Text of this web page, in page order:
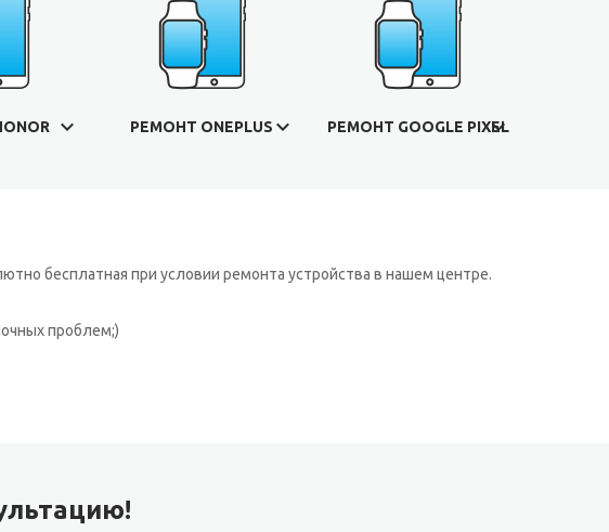
РЕМОНТ ONEPLUS РЕМОНТ GOOGLE PIXEL
бесплатная при условии ремонта устройства в нашем центре.
проблем;)